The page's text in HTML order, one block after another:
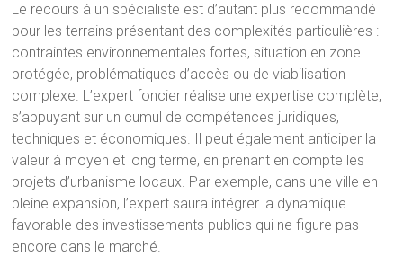
Le recours à un spécialiste est d’autant plus recommandé
pour les terrains présentant des complexités particulières :
contraintes environnementales fortes, situation en zone
protégée, problématiques d’accès ou de viabilisation
complexe. L’expert foncier réalise une expertise complète,
s’appuyant sur un cumul de compétences juridiques,
techniques et économiques. Il peut également anticiper la
valeur à moyen et long terme, en prenant en compte les
projets d’urbanisme locaux. Par exemple, dans une ville en
pleine expansion, l’expert saura intégrer la dynamique
favorable des investissements publics qui ne figure pas
encore dans le marché.